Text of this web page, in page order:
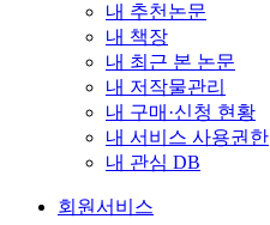
내 추천논문
내 책장
내 최근 본 논문
내 저작물관리
내 구매·신청 현황
내 서비스 사용권한
내 관심 DB
회원서비스